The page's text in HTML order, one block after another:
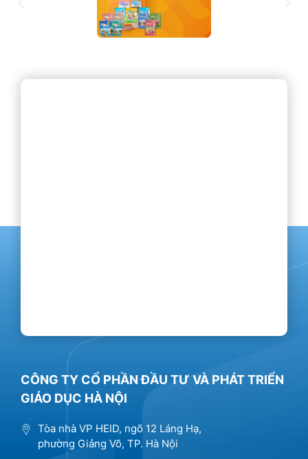
CÔNG TY CỔ PHẦN ĐẦU TƯ VÀ PHÁT TRIỂN
GIÁO DỤC HÀ NỘI
Tòa nhà VP HEID, ngõ 12 Láng Hạ,
phường Giảng Võ, TP. Hà Nội